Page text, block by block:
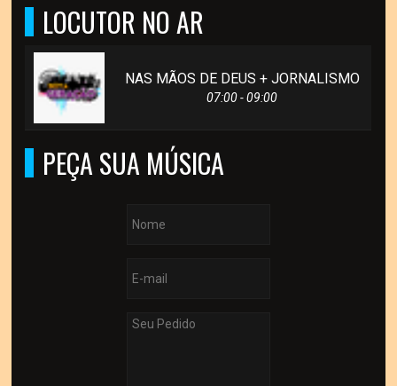
LOCUTOR NO AR
NAS MÃOS DE DEUS + JORNALISMO
07:00 - 09:00
PEÇA SUA MÚSICA